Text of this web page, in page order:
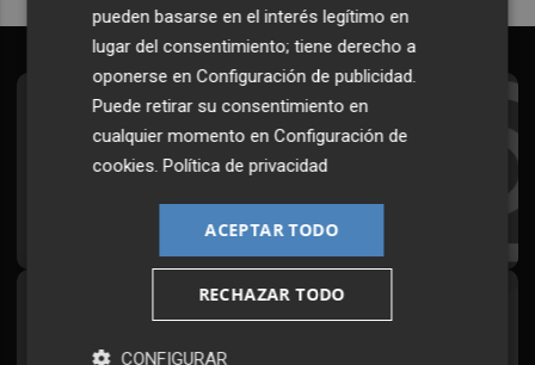
Suscríbete al Boletín
Todos los días a primera hora en tu email
Síguenos en redes
Plaza Podcast, desde cualquier medio
pueden basarse en el interés legítimo en
lugar del consentimiento; tiene derecho a
oponerse enConfiguración de publicidad.
Puede retirar su consentimiento en
cualquier momento enConfiguración de
cookies.Política de privacidad
ACEPTAR TODO
RECHAZAR TODO
CONFIGURAR